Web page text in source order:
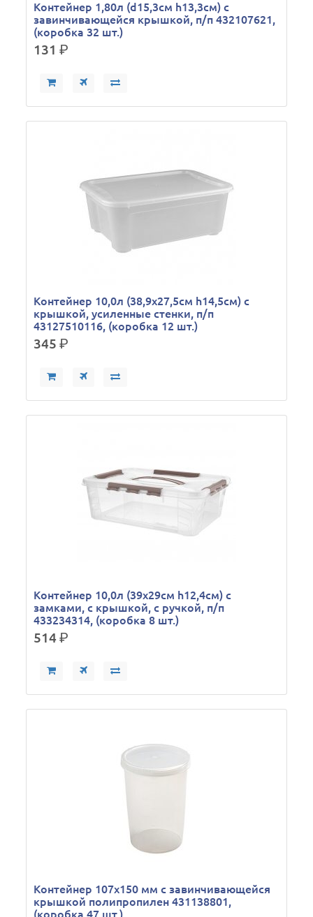
Контейнер 1,80л (d15,3см h13,3см) с
завинчивающейся крышкой, п/п 432107621,
(коробка 32 шт.)
131р.
Контейнер 10,0л (38,9х27,5см h14,5см) с
крышкой, усиленные стенки, п/п
43127510116, (коробка 12 шт.)
345р.
Контейнер 10,0л (39х29см h12,4см) с
замками, с крышкой, с ручкой, п/п
433234314, (коробка 8 шт.)
514р.
Контейнер 107х150 мм с завинчивающейся
крышкой полипропилен 431138801,
(коробка 47 шт.)